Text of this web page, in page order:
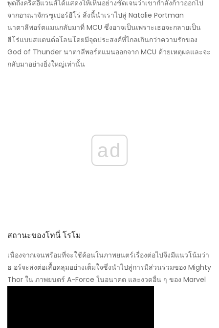
พูดถึงคริสอีแวนส์ได้แสดงให้เห็นอย่างชัดเจนว่าเขากำลังก้าวออกไป
จากอาณาจักรซูเปอร์ฮีโร่ สิ่งนี้นำเราไปสู่ ​​Natalie Portman
นาตาลีพอร์ตแมนกลับมาที่ MCU ซึ่งอาจเป็นเพราะเธอจะกลายเป็น
ฮีโร่แบบสแตนด์อโลนโดยมีจุดประสงค์ที่ไกลเกินกว่าความรักของ
God of Thunder นาตาลีพอร์ตแมนออกจาก MCU ด้วยเหตุผลและจะ
กลับมาอย่างยิ่งใหญ่เท่านั้น
ad
สถานะของโทนี่ โรโม
เนื่องจากเจนพร้อมที่จะใช้ค้อนในภาพยนตร์เรื่องต่อไปจึงมีแนวโน้มว่า
ธ อร์จะส่งต่อเสื้อคลุมอย่างเต็มใจซึ่งนำไปสู่การมีส่วนร่วมของ Mighty
Thor ใน ภาพยนตร์ A-Force ในอนาคต และงวดอื่น ๆ ของ Marvel